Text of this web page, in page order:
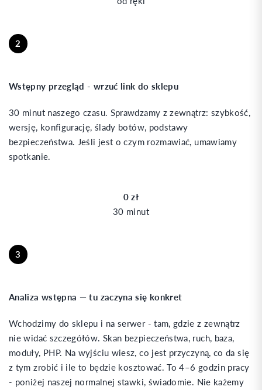
2
Wstępny przegląd - wrzuć link do sklepu
30 minut naszego czasu. Sprawdzamy z zewnątrz: szybkość,
wersję, konfigurację, ślady botów, podstawy
bezpieczeństwa. Jeśli jest o czym rozmawiać, umawiamy
spotkanie.
0 zł
30 minut
3
Analiza wstępna — tu zaczyna się konkret
Wchodzimy do sklepu i na serwer - tam, gdzie z zewnątrz
nie widać szczegółów. Skan bezpieczeństwa, ruch, baza,
moduły, PHP. Na wyjściu wiesz, co jest przyczyną, co da się
z tym zrobić i ile to będzie kosztować. To 4–6 godzin pracy
- poniżej naszej normalnej stawki, świadomie. Nie każemy